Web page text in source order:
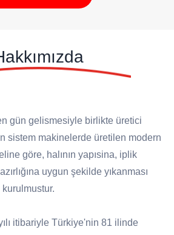
gün gelismesiyle birlikte üretici
sistem makinelerde üretilen modern
göre, halının yapısina, iplik
uygun şekilde yıkanması
itibariyle Türkiye'nin 81 ilinde